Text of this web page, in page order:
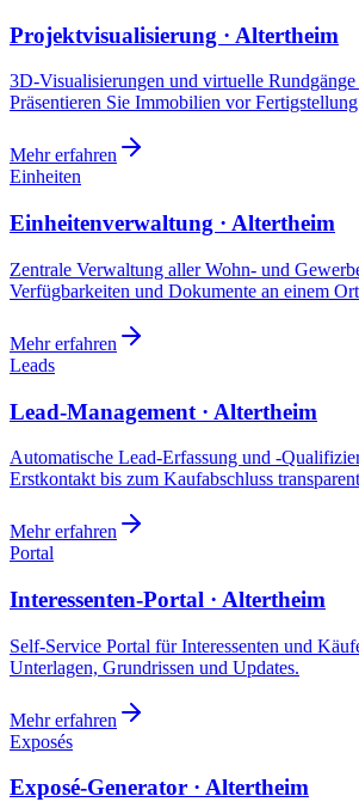
Projektvisualisierung · Altertheim
3D-Visualisierungen und virtuelle
Präsentieren Sie Immobilien vor
Mehr erfahren
Einheiten
Einheitenverwaltung · Altertheim
Zentrale Verwaltung aller Wohn- und
Verfügbarkeiten und Dokumente an einem
Mehr erfahren
Leads
Lead-Management · Altertheim
Automatische Lead-Erfassung und -
Erstkontakt bis zum Kaufabschluss
Mehr erfahren
Portal
Interessenten-Portal · Altertheim
Self-Service Portal für Interessenten und
Unterlagen, Grundrissen und Updates.
Mehr erfahren
Exposés
Exposé-Generator · Altertheim